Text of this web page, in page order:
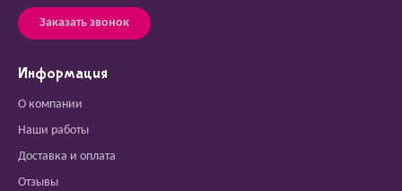
Заказать звонок
Информация
О компании
Наши работы
Доставка и оплата
Отзывы